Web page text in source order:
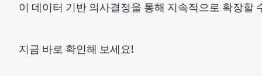
이 데이터 기반 의사결정을 통해 지속적으로 확장할
지금 바로 확인해 보세요!